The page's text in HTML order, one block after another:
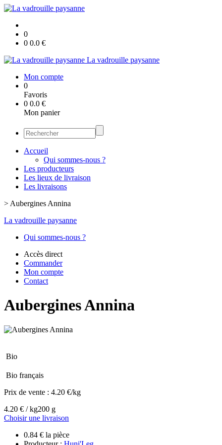
0
0 0.0 €
La vadrouille paysanne
Mon compte
0
Favoris
0 0.0 €
Mon panier
Accueil
Qui sommes-nous ?
Les producteurs
Les lieux de livraison
Les livraisons
> Aubergines Annina
La vadrouille paysanne
Qui sommes-nous ?
Accès direct
Commander
Mon compte
Contact
Aubergines Annina
Bio
Bio français
Prix de vente : 4.20 €/kg
4.20 € / kg200 g
Choisir une livraison
0.84 € la pièce